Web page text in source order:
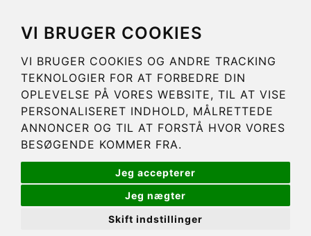
VI BRUGER COOKIES
VI BRUGER COOKIES OG ANDRE TRACKING
TEKNOLOGIER FOR AT FORBEDRE DIN
OPLEVELSE PÅ VORES WEBSITE, TIL AT VISE
PERSONALISERET INDHOLD, MÅLRETTEDE
ANNONCER OG TIL AT FORSTÅ HVOR VORES
BESØGENDE KOMMER FRA.
Jeg accepterer
Jeg nægter
Skift indstillinger